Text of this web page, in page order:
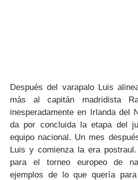
Después del varapalo Luis
más al capitán madridista
inesperadamente en Irlanda del
da por concluida la etapa del
equipo nacional. Un mes
Luis y comienza la era
para el torneo europeo de
ejemplos de lo que quería